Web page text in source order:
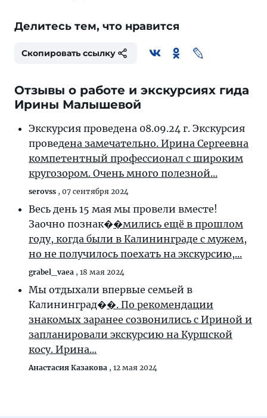
Делитесь тем, что нравится
Скопировать ссылку
Отзывы о работе и экскурсиях гида
Ирины Малышевой
Экскурсия проведена 08.09.24 г. Экскурсия
проведена замечательно. Ирина Сергеевна
компетентный профессионал с широким
кругозором. Очень много полезной...
serovss , 07 сентября 2024
Весь день 15 мая мы провели вместе!
Заочно познак��мились ещё в прошлом
году, когда были в Калининграде с мужем,
но не получилось поехать на экскурсию,...
grabel_vaea , 18 мая 2024
Мы отдыхали впервые семьей в
Калининград��. По рекомендации
знакомых заранее созвонились с Ириной и
запланировали экскурсию на Куршской
косу. Ирина...
Анастасия Казакова , 12 мая 2024